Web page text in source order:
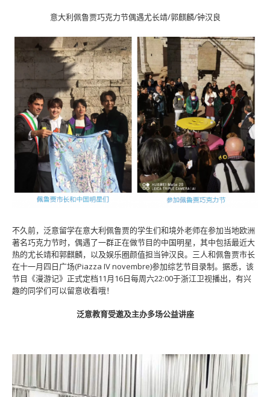
意大利佩鲁贾巧克力节偶遇尤长靖/郭麒麟/钟汉良
不久前，泛意留学在意大利佩鲁贾的学生们和境外老师在参加当地欧洲
著名巧克力节时，偶遇了一群正在做节目的中国明星，其中包括最近大
热的尤长靖和郭麒麟，以及娱乐圈颜值担当钟汉良。三人和佩鲁贾市长
在十一月四日广场(Piazza IV novembre)参加综艺节目录制。据悉，该
节目《漫游记》正式定档11月16日每周六22:00于浙江卫视播出，有兴
趣的同学们可以留意收看哦！
泛意教育受邀及主办多场公益讲座